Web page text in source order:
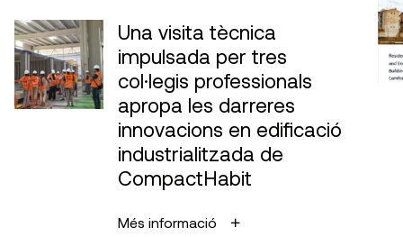
Una visita tècnica
impulsada per tres
col·legis professionals
apropa les darreres
innovacions en edificació
industrialitzada de
CompactHabit
Més informació